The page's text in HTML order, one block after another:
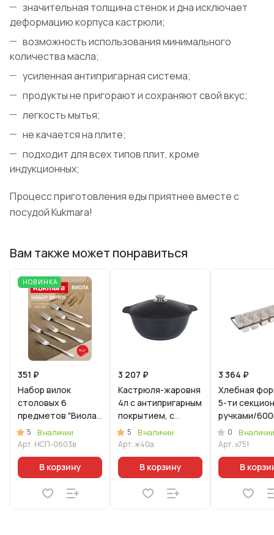
значительная толщина стенок и дна исключает
деформацию корпуса кастрюли;
возможность использования минимального
количества масла;
усиленная антипригарная система;
продукты не пригорают и сохраняют свой вкус;
легкость мытья;
не качается на плите;
подходит для всех типов плит, кроме
индукционных;
Процесс приготовления еды приятнее вместе с
посудой Kukmara!
Вам также может понравиться
НОВИНКА
351 ₽
Набор вилок
столовых 6
предметов "Виола"
(М03) в упаковке
5
В наличии
Арт. НСП-0603в
В корзину
3 207 ₽
Кастрюля-жаровня
4л с антипригарным
покрытием, с
крышкой.
5
В наличии
Арт.ж40а
В корзину
3 364 ₽
Хлебная
5-ти
ручками/
0
В наличии
Арт.х751
В